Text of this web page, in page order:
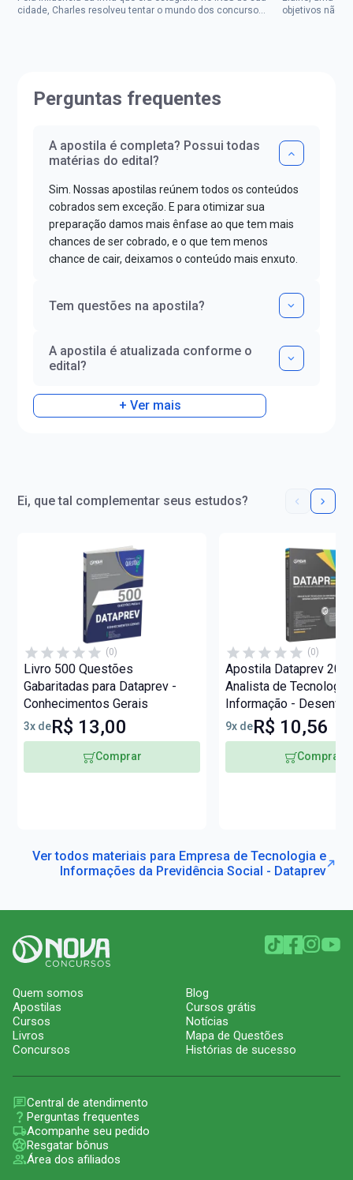
cidade, Charles resolveu tentar o mundo dos concursos
objetivos não
Perguntas frequentes
A apostila é completa? Possui todas
matérias do edital?
Sim. Nossas apostilas reúnem todos os conteúdos
cobrados sem exceção. E para otimizar sua
preparação damos mais ênfase ao que tem mais
chances de ser cobrado, e o que tem menos
chance de cair, deixamos o conteúdo mais enxuto.
Tem questões na apostila?
A apostila é atualizada conforme o
edital?
+ Ver mais
Ei, que tal complementar seus estudos?
(0)
Livro 500 Questões
Gabaritadas para Dataprev -
Conhecimentos Gerais
3x deR$ 13,00
Comprar
(0)
Apostila Dataprev
Analista de Tecnologia
Informação -
de Software
9x deR$ 10,56
Comprar
Ver todos materiais para Empresa de Tecnologia e
Informações da Previdência Social - Dataprev
Quem somos
Apostilas
Cursos
Livros
Concursos
Blog
Cursos grátis
Notícias
Mapa de Questões
Histórias de sucesso
Central de atendimento
Perguntas frequentes
Acompanhe seu pedido
Resgatar bônus
Área dos afiliados